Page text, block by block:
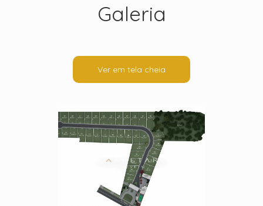
Galeria
Ver em tela cheia